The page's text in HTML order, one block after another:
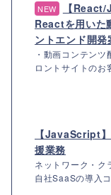
NEW
【
Reactを用いた
ントエンド開発
・動画コンテン
ロントサイトのお
【JavaScript
援業務
ネットワーク・ク
自社SaaSの導入